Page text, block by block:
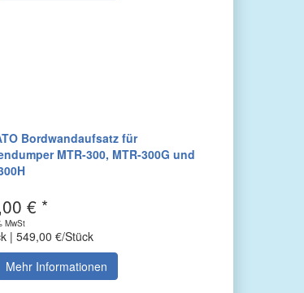
Bordwandaufsatz für
MTR-300, MTR-300G und
€ *
MwSt
| 549,00 €/Stück
Mehr Informationen